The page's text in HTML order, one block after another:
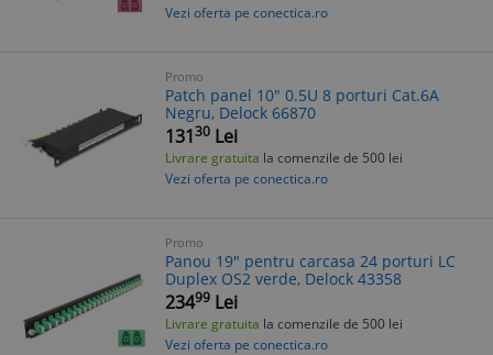
Vezi oferta pe conectica.ro
Promo
Patch panel 10" 0.5U 8 porturi Cat.6A
Negru, Delock 66870
13130 Lei
Livrare gratuita la comenzile de 500 lei
Vezi oferta pe conectica.ro
Promo
Panou 19" pentru carcasa 24 porturi LC
Duplex OS2 verde, Delock 43358
23499 Lei
Livrare gratuita la comenzile de 500 lei
Vezi oferta pe conectica.ro